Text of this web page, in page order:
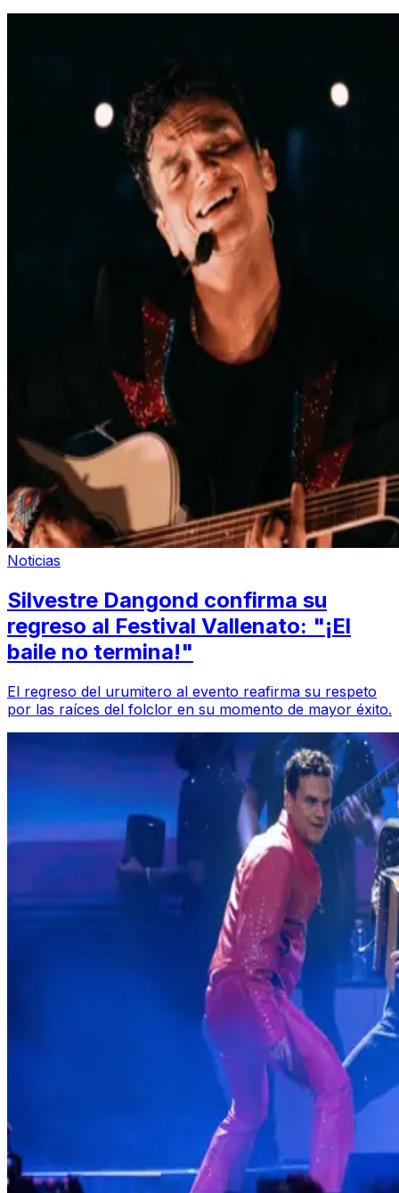
Noticias
Silvestre Dangond confirma su
regreso al Festival Vallenato: "¡El
baile no termina!"
El regreso del urumitero al evento reafirma su respeto
por las raíces del folclor en su momento de mayor éxito.